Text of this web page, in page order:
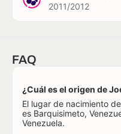
2011/2012
FAQ
¿Cuál es el origen de
El lugar de nacimiento
es Barquisimeto,
Venezuela.